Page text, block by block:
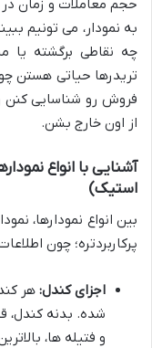
حجم معاملات و زمان
به نمودار، می تونیم
چه نقاطی برگشته یا
تریدرها حیاتی هستن
فروش رو شناسایی کنن
از اون خارج بشن.
آشنایی با انواع
استیک)
بین انواع نمودارها،
پرکاربردتره؛ چون
اجزای کندل: هر
شده. بدنه
و فتیله ها،